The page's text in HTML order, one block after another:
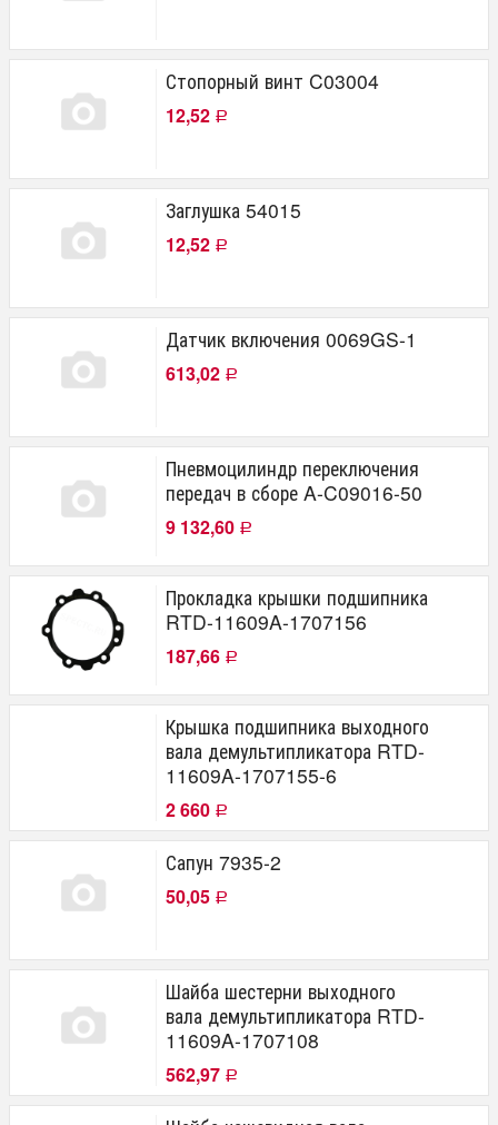
Стопорный винт C03004
12,52 Р
Заглушка 54015
12,52 Р
Датчик включения 0069GS-1
613,02 Р
Пневмоцилиндр переключения
передач в сборе A-C09016-50
9 132,60 Р
Прокладка крышки подшипника
RTD-11609A-1707156
187,66 Р
Крышка подшипника выходного
вала демультипликатора RTD-
11609A-1707155-6
2 660 Р
Сапун 7935-2
50,05 Р
Шайба шестерни выходного
вала демультипликатора RTD-
11609A-1707108
562,97 Р